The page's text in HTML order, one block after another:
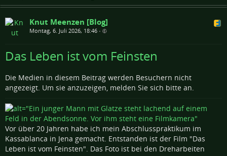
Knut Meenzen [Blog]
Montag, 6. Juli 2026, 18:46 •
Das Leben ist vom Feinsten
Die Medien in diesem Beitrag werden Besuchern nicht
angezeigt. Um sie anzuzeigen, melden Sie sich bitte an.
Vor über 20 Jahren habe ich mein Abschlusspraktikum im
Kassablanca in Jena gemacht. Entstanden ist der Film "Das
Leben ist vom Feinsten". Das Foto ist bei den Dreharbeiten